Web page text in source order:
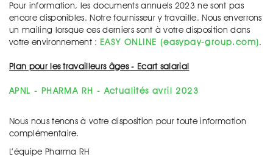
Pour information, les documents annuels 2023 ne sont pas
encore disponibles. Notre fournisseur y travaille. Nous enverrons
un mailing lorsque ces derniers sont à votre disposition dans
votre environnement : EASY ONLINE (easypay-group.com).
Plan pour les travailleurs âges - Ecart salarial
APNL - PHARMA RH - Actualités avril 2023
Nous nous tenons à votre disposition pour toute information
complémentaire.
L’équipe Pharma RH